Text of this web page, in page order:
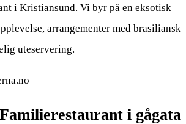
i Kristiansund. Vi byr på en eksotisk
arrangementer med brasiliansk
uteservering.
i gågata